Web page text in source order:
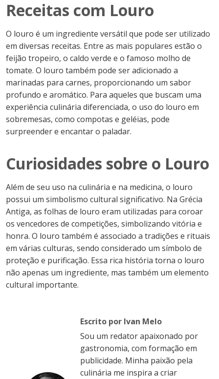
Receitas com Louro
O louro é um ingrediente versátil que pode ser utilizado
em diversas receitas. Entre as mais populares estão o
feijão tropeiro, o caldo verde e o famoso molho de
tomate. O louro também pode ser adicionado a
marinadas para carnes, proporcionando um sabor
profundo e aromático. Para aqueles que buscam uma
experiência culinária diferenciada, o uso do louro em
sobremesas, como compotas e geléias, pode
surpreender e encantar o paladar.
Curiosidades sobre o Louro
Além de seu uso na culinária e na medicina, o louro
possui um simbolismo cultural significativo. Na Grécia
Antiga, as folhas de louro eram utilizadas para coroar
os vencedores de competições, simbolizando vitória e
honra. O louro também é associado a tradições e rituais
em várias culturas, sendo considerado um símbolo de
proteção e purificação. Essa rica história torna o louro
não apenas um ingrediente, mas também um elemento
cultural importante.
Escrito por Ivan Melo
Sou um redator apaixonado por
gastronomia, com formação em
publicidade. Minha paixão pela
culinária me inspira a criar